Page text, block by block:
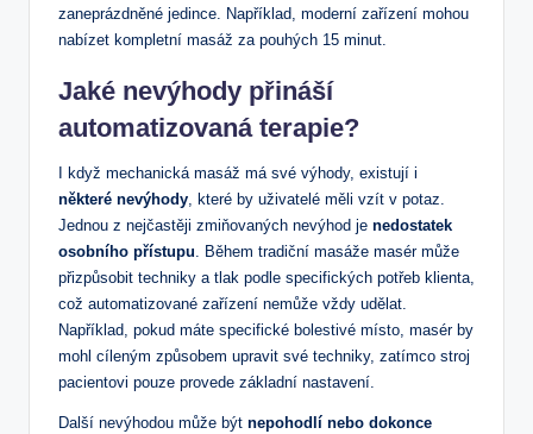
⁤zaneprázdněné jedince. Například, moderní zařízení mohou⁢
nabízet kompletní masáž za pouhých 15 minut.
Jaké nevýhody ‌přináší
automatizovaná terapie?
I když mechanická ​masáž má své​ výhody, ‍existují ⁣i
některé nevýhody, které by uživatelé měli⁢ vzít v potaz.
Jednou z nejčastěji zmiňovaných nevýhod je nedostatek
osobního přístupu.⁢ Během‍ tradiční masáže ‌masér může
přizpůsobit techniky a tlak podle specifických potřeb klienta,
což automatizované zařízení nemůže vždy udělat.
Například, pokud máte specifické bolestivé místo, masér by
mohl cíleným způsobem upravit své ‍techniky, zatímco stroj
pacientovi pouze provede základní ‍nastavení.
Další‍ nevýhodou​ může ⁢být nepohodlí nebo⁤ dokonce